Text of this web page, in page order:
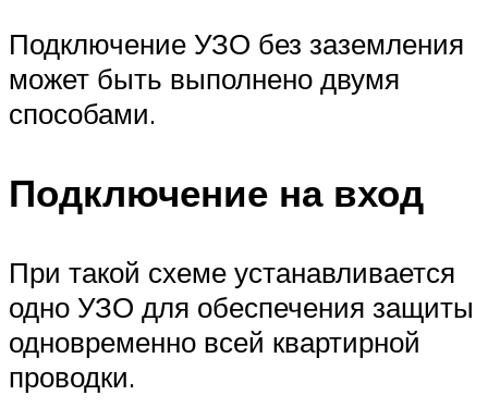
Подключение УЗО без заземления
может быть выполнено двумя
способами.
Подключение на вход
При такой схеме устанавливается
одно УЗО для обеспечения защиты
одновременно всей квартирной
проводки.